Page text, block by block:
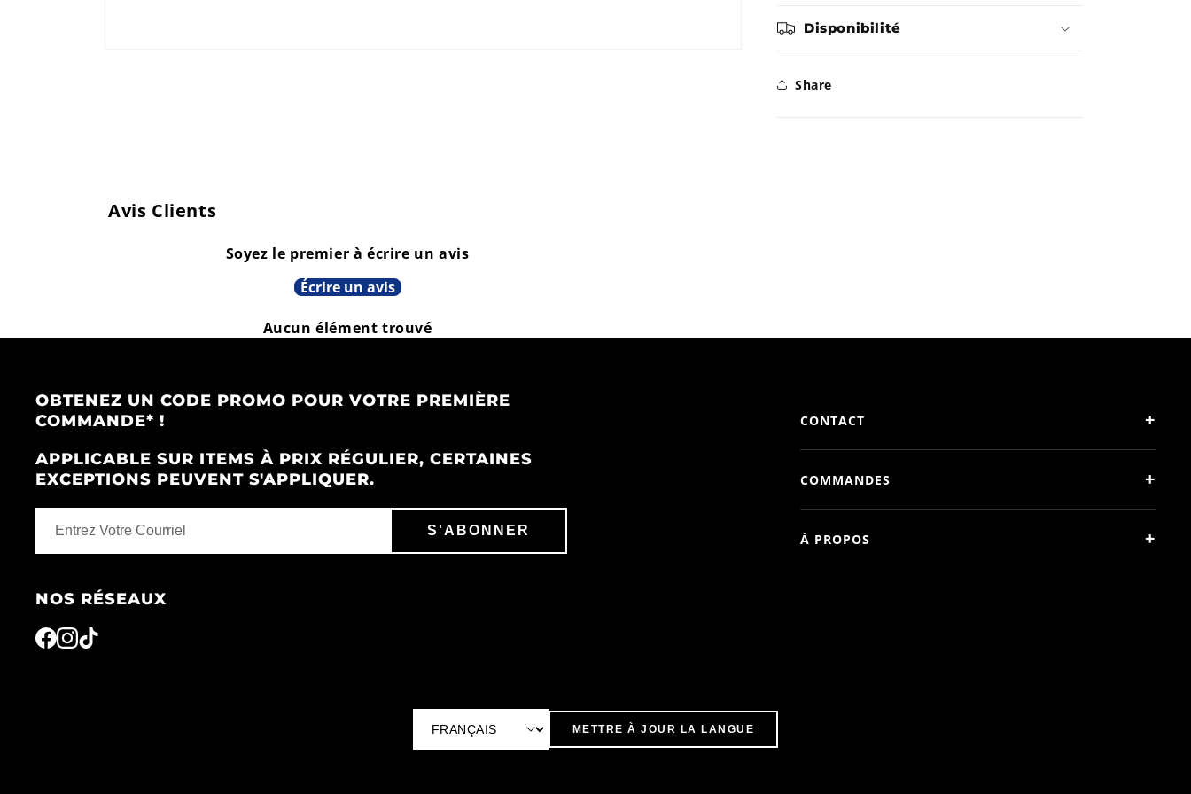
Disponibilité
Share
Avis Clients
Soyez le premier à écrire un avis
Écrire un avis
Aucun élément trouvé
OBTENEZ UN CODE PROMO POUR VOTRE PREMIÈRE
COMMANDE* !
APPLICABLE SUR ITEMS À PRIX RÉGULIER, CERTAINES
EXCEPTIONS PEUVENT S'APPLIQUER.
S'ABONNER
NOS RÉSEAUX
CONTACT +
COMMANDES +
À PROPOS +
METTRE À JOUR LA LANGUE